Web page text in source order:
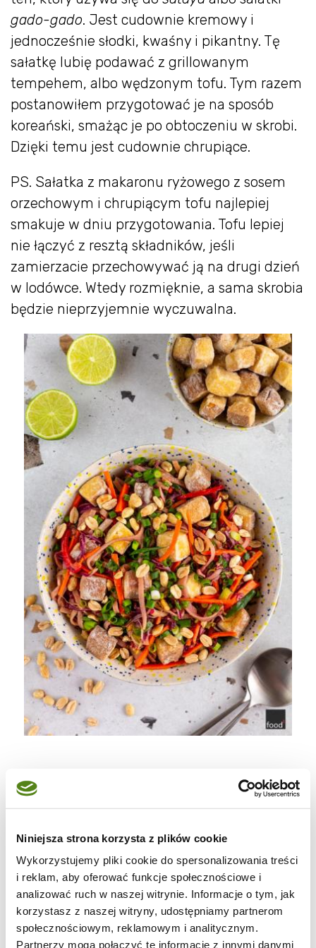
Niniejsza strona korzysta z plików cookie
Wykorzystujemy pliki cookie do spersonalizowania treści
i reklam, aby oferować funkcje społecznościowe i
analizować ruch w naszej witrynie. Informacje o tym, jak
korzystasz z naszej witryny, udostępniamy partnerom
społecznościowym, reklamowym i analitycznym.
Partnerzy mogą połączyć te informacje z innymi danymi
gado-gado. Jest cudownie kremowy i
jednocześnie słodki, kwaśny i pikantny. Tę
sałatkę lubię podawać z grillowanym
tempehem, albo wędzonym tofu. Tym razem
postanowiłem przygotować je na sposób
koreański, smażąc je po obtoczeniu w skrobi.
Dzięki temu jest cudownie chrupiące.
PS. Sałatka z makaronu ryżowego z sosem
orzechowym i chrupiącym tofu najlepiej
smakuje w dniu przygotowania. Tofu lepiej
nie łączyć z resztą składników, jeśli
zamierzacie przechowywać ją na drugi dzień
w lodówce. Wtedy rozmięknie, a sama skrobia
będzie nieprzyjemnie wyczuwalna.
Sałatka z makaronu ryżowego z sosem
Ilość porcji: 6-8
Czas przygotowania: 30 minut Czas
gotowania: 15 minut 15 minut